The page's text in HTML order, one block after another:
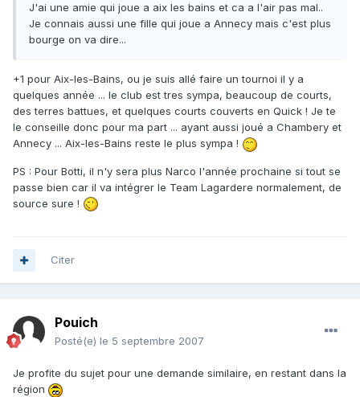
J'ai une amie qui joue a aix les bains et ca a l'air pas mal..
Je connais aussi une fille qui joue a Annecy mais c'est plus
bourge on va dire...
+1 pour Aix-les-Bains, ou je suis allé faire un tournoi il y a
quelques année ... le club est tres sympa, beaucoup de courts,
des terres battues, et quelques courts couverts en Quick ! Je te
le conseille donc pour ma part ... ayant aussi joué a Chambery et
Annecy ... Aix-les-Bains reste le plus sympa !
PS : Pour Botti, il n'y sera plus Narco l'année prochaine si tout se
passe bien car il va intégrer le Team Lagardere normalement, de
source sure !
Citer
Pouich
Posté(e) le 5 septembre 2007
Je profite du sujet pour une demande similaire, en restant dans la
région